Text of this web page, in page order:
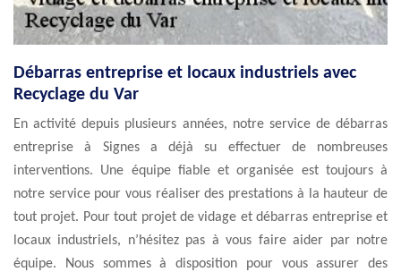
Débarras entreprise et locaux industriels avec
Recyclage du Var
En activité depuis plusieurs années, notre service de débarras
entreprise à Signes a déjà su effectuer de nombreuses
interventions. Une équipe fiable et organisée est toujours à
notre service pour vous réaliser des prestations à la hauteur de
tout projet. Pour tout projet de vidage et débarras entreprise et
locaux industriels, n’hésitez pas à vous faire aider par notre
équipe. Nous sommes à disposition pour vous assurer des